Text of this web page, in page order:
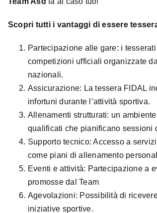
Scopri tutti i vantaggi di essere
Partecipazione alle gare: i
competizioni ufficiali organizzate
nazionali.
Assicurazione: La tessera FIDAL
infortuni durante l’attività sportiva.
Allenamenti strutturati: un
qualificati che pianificano sessioni
Supporto tecnico: Accesso a
come piani di allenamento
Eventi e attività: Partecipazione a
promosse dal Team
Agevolazioni: Possibilità di
iniziative sportive.